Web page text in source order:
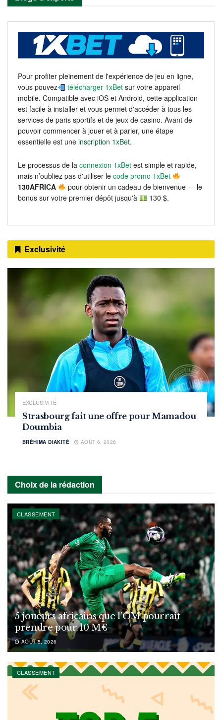
Pour profiter pleinement de l'expérience de jeu en ligne,
vous pouvez
télécharger 1xBet sur votre appareil
mobile. Compatible avec iOS et Android, cette application
est facile à installer et vous permet d'accéder à tous les
services de paris sportifs et de jeux de casino. Avant de
pouvoir commencer à jouer et à parier, une étape
essentielle est une inscription 1xBet.
Le processus de la connexion 1xBet est simple et rapide,
mais n’oubliez pas d'utiliser le code promo 1xBet
130AFRICA
pour obtenir un cadeau de bienvenue — le
bonus sur votre premier dépôt jusqu'à
130 $.
Exclusivité
EXCLUSIVITÉ
Strasbourg fait une offre pour Mamadou
Doumbia
BRÉHIMA DIAKITÉ AOÛT 6, 2026
Choix de la rédaction
CLASSEMENT
5 joueurs africains que l’OM pourrait
prendre pour 10 M€
AOÛT 5, 2026
CLASSEMENT